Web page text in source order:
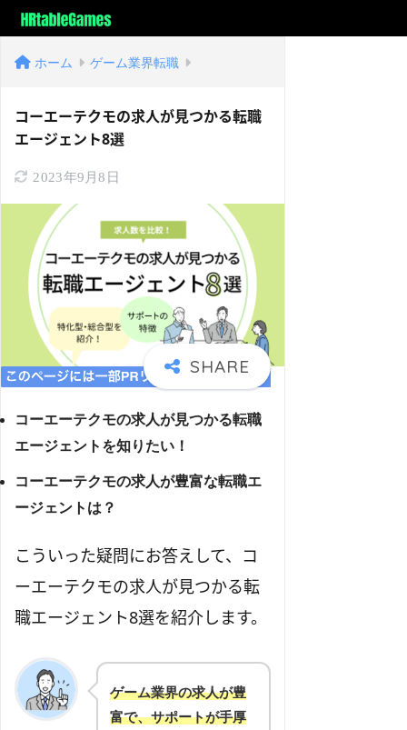
ホーム ゲーム業界転職
コーエーテクモの求人が見つかる転職
エージェント8選
2023年9月8日
コーエーテクモの求人が見つかる転職
エージェントを知りたい！
コーエーテクモの求人が豊富な転職エ
ージェントは？
こういった疑問にお答えして、コ
ーエーテクモの求人が見つかる転
職エージェント8選を紹介します。
ゲーム業界の求人が豊
富で、サポートが手厚